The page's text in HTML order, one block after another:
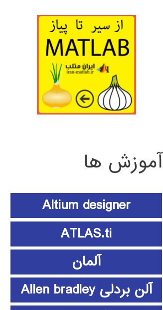
آموزش ها
Altium designer
ATLAS.ti
آلمان
آلن بردلی Allen bradley